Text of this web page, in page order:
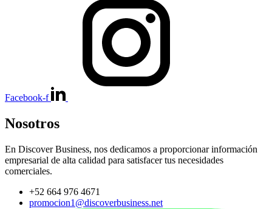
Facebook-f
Nosotros
En Discover Business, nos dedicamos a proporcionar información
empresarial de alta calidad para satisfacer tus necesidades
comerciales.
+52 664 976 4671
promocion1@discoverbusiness.net